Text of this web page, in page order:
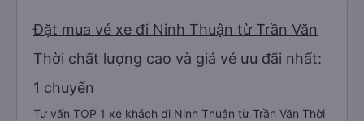
Đặt mua vé xe đi Ninh Thuận từ Trần Văn
Thời chất lượng cao và giá vé ưu đãi nhất:
1 chuyến
Tư vấn TOP 1 xe khách đi Ninh Thuận từ Trần Văn Thời